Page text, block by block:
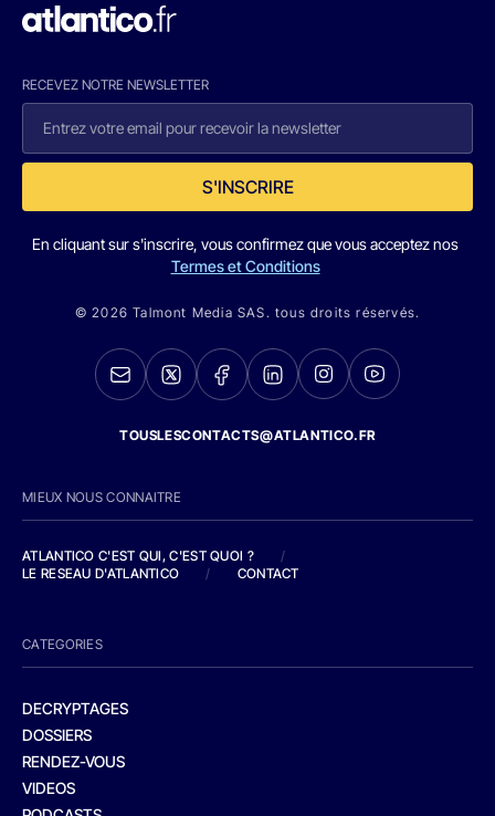
RECEVEZ NOTRE NEWSLETTER
S'INSCRIRE
En cliquant sur s'inscrire, vous confirmez que vous acceptez nos
Termes et Conditions
© 2026 Talmont Media SAS. tous droits réservés.
TOUSLESCONTACTS@ATLANTICO.FR
MIEUX NOUS CONNAITRE
ATLANTICO C'EST QUI, C'EST QUOI ?
/
LE RESEAU D'ATLANTICO
/ CONTACT
CATEGORIES
DECRYPTAGES
DOSSIERS
RENDEZ-VOUS
VIDEOS